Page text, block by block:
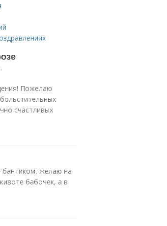
Пожелаю
счастливых
бантиком, желаю на
бабочек, а в